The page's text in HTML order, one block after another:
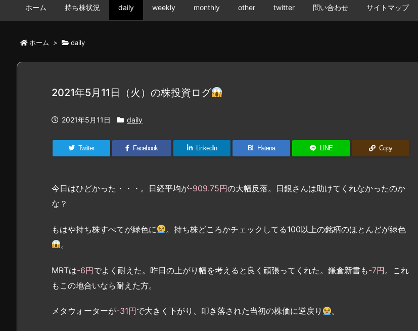
ホーム 持ち株状況 daily weekly monthly other twitter 問い合わせ サイトマップ
ホーム > daily
2021年5月11日（火）の株投資ログ
2021年5月11日 daily
Twitter Facebook LinkedIn B! Hatena LINE Copy
今日はひどかった・・・。日経平均が-909.75円の大幅反落。日銀さんは助けてくれなかったのか
な？
もはや持ち株すべてが緑色に
。持ち株どころかチェックしてる100以上の銘柄のほとんどが緑色
。
MRTは-6円でよく耐えた。昨日の上がり幅を考えると良く頑張ってくれた。鎌倉新書も-7円。これ
もこの地合いなら耐えた方。
メタウォーターが-31円で大きく下がり、叩き落された当初の株価に逆戻り 。